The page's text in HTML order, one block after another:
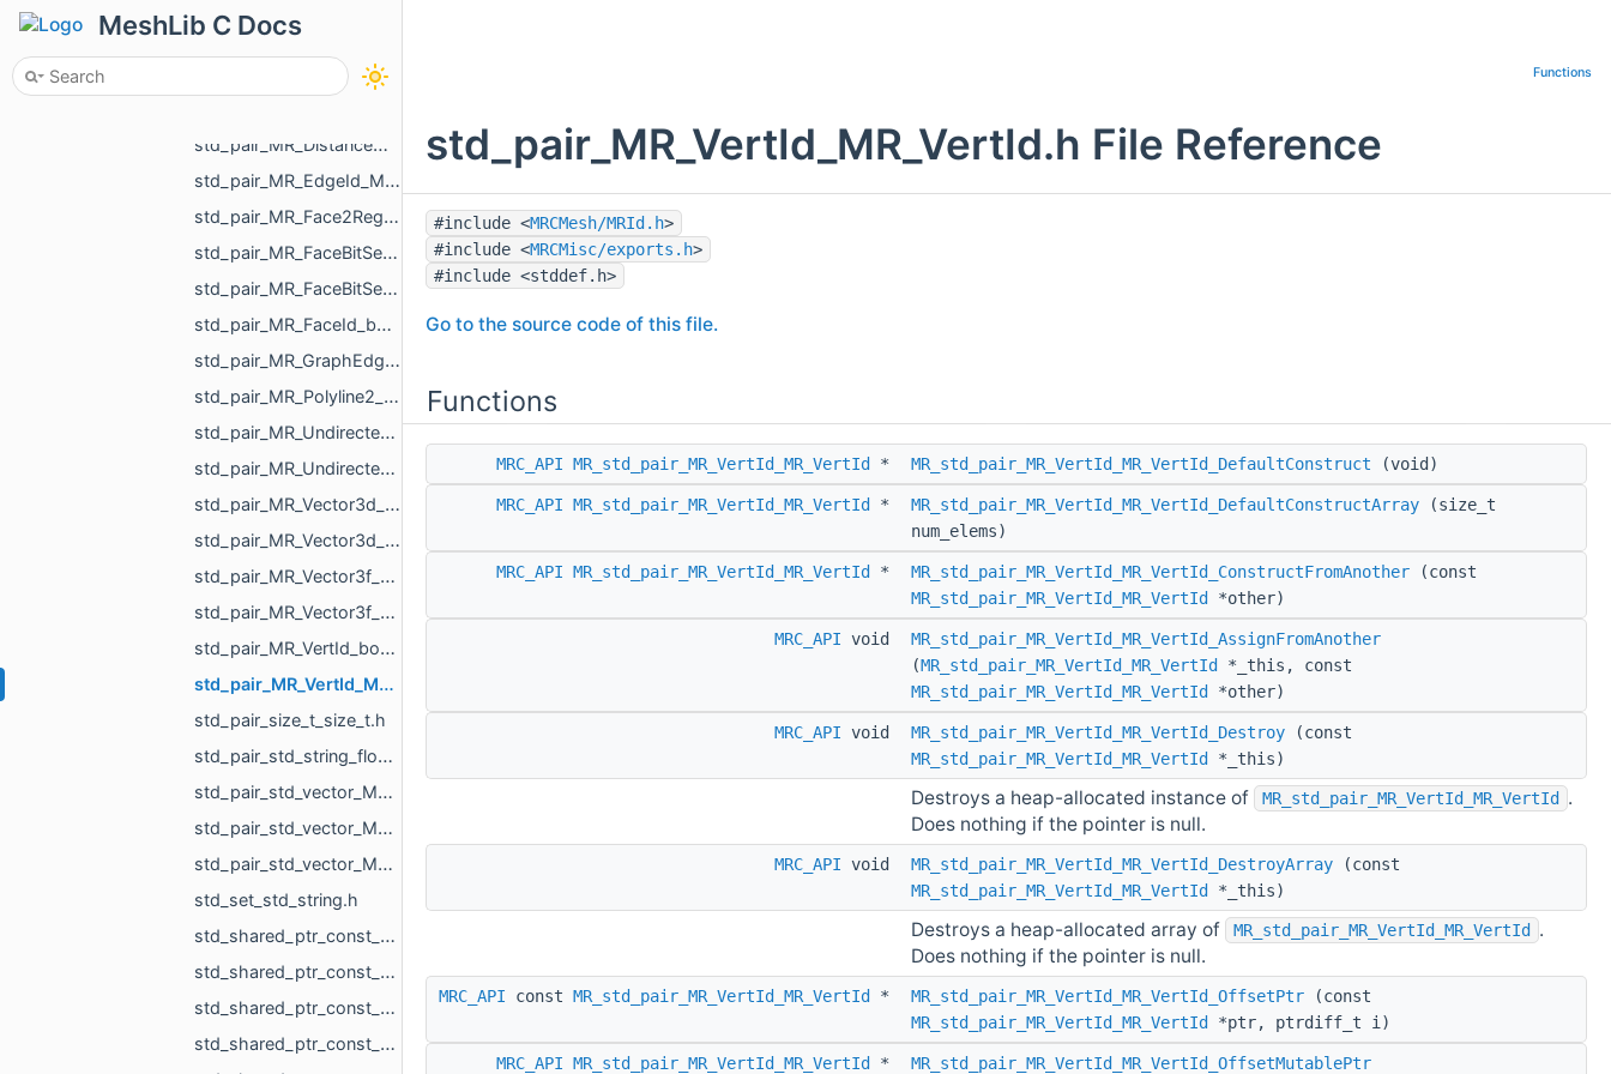
MeshLib C Docs
std_pair_float_float.h
std_pair_float_MR_VertId.h
std_pair_MR_DistanceMap_MR_DistanceMap.h
std_pair_MR_EdgeId_MR_EdgeId.h
std_pair_MR_Face2RegionMap_int.h
std_pair_MR_FaceBitSet_int.h
std_pair_MR_FaceBitSet_MR_FaceBitSet.h
std_pair_MR_FaceId_bool.h
std_pair_MR_GraphEdgeId_float.h
std_pair_MR_Polyline2_MR_AffineXf3f.h
std_pair_MR_UndirectedEdgeBitSet_MR_UndirectedEdgeBitSet.h
std_pair_MR_UndirectedEdgeId_bool.h
std_pair_MR_Vector3d_MR_TriPointd.h
std_pair_MR_Vector3d_MR_Vector3d.h
std_pair_MR_Vector3f_MR_TriPointf.h
std_pair_MR_Vector3f_MR_Vector3f.h
std_pair_MR_VertId_bool.h
std_pair_MR_VertId_MR_VertId.h
std_pair_size_t_size_t.h
std_pair_std_string_float.h
std_pair_std_vector_MR_FaceBitSet_int.h
std_pair_std_vector_MR_UndirectedEdgeBitSet_int.h
std_pair_std_vector_MR_VertBitSet_int.h
std_set_std_string.h
std_shared_ptr_const_MR_Mesh.h
std_shared_ptr_const_MR_Object.h
std_shared_ptr_const_MR_PointCloud.h
std_shared_ptr_const_MR_Polyline3.h
Functions
std_pair_MR_VertId_MR_VertId.h File Reference
#include <MRCMesh/MRId.h>
#include <MRCMisc/exports.h>
#include <stddef.h>
Go to the source code of this file.
Functions
MRC_API MR_std_pair_MR_VertId_MR_VertId * MR_std_pair_MR_VertId_MR_VertId_DefaultConstruct (void)
MRC_API MR_std_pair_MR_VertId_MR_VertId * MR_std_pair_MR_VertId_MR_VertId_DefaultConstructArray (size_t
num_elems)
MRC_API MR_std_pair_MR_VertId_MR_VertId * MR_std_pair_MR_VertId_MR_VertId_ConstructFromAnother (const
MR_std_pair_MR_VertId_MR_VertId
*other)
MRC_API void
MR_std_pair_MR_VertId_MR_VertId_AssignFromAnother
(MR_std_pair_MR_VertId_MR_VertId
*_this, const
MR_std_pair_MR_VertId_MR_VertId
*other)
MRC_API void MR_std_pair_MR_VertId_MR_VertId_Destroy (const
MR_std_pair_MR_VertId_MR_VertId
*_this)
Destroys a heap-allocated instance of MR_std_pair_MR_VertId_MR_VertId
.
Does nothing if the pointer is null.
MRC_API void MR_std_pair_MR_VertId_MR_VertId_DestroyArray (const
MR_std_pair_MR_VertId_MR_VertId
*_this)
Destroys a heap-allocated array of MR_std_pair_MR_VertId_MR_VertId
.
Does nothing if the pointer is null.
MRC_API const MR_std_pair_MR_VertId_MR_VertId * MR_std_pair_MR_VertId_MR_VertId_OffsetPtr (const
MR_std_pair_MR_VertId_MR_VertId
*ptr, ptrdiff_t i)
MRC_API MR_std_pair_MR_VertId_MR_VertId * MR_std_pair_MR_VertId_MR_VertId_OffsetMutablePtr